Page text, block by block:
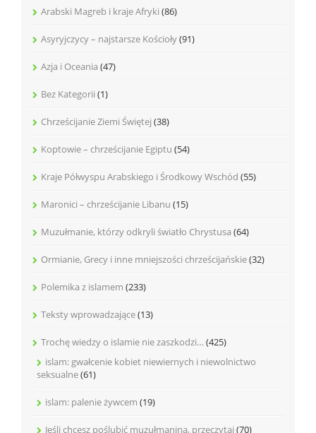
Arabski Magreb i kraje Afryki (86)
Asyryjczycy – najstarsze Kościoły(91)
Azja i Oceania (47)
Bez Kategorii (1)
Chrześcijanie Ziemi Świętej (38)
Koptowie – chrześcijanie Egiptu (54)
Kraje Półwyspu Arabskiego i Środkowy Wschód (55)
Maronici – chrześcijanie Libanu (15)
Muzułmanie, którzy odkryli światło Chrystusa (64)
Ormianie, Grecy i inne mniejszości chrześcijańskie(32)
Polemika z islamem (233)
Teksty wprowadzające(13)
Trochę wiedzy o islamie nie zaszkodzi… (425)
islam: gwałcenie kobiet niewiernych i niewolnictwo
seksualne(61)
islam: palenie żywcem (19)
Jeśli chcesz poślubić muzułmanina, przeczytaj (70)